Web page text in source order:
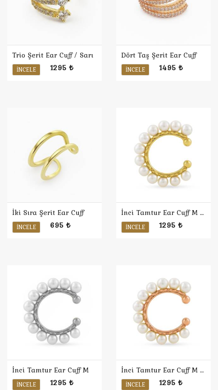
Trio Şerit Ear Cuff / Sarı
İNCELE 1295 ₺
Dört Taş Şerit Ear Cuff
İNCELE 1495 ₺
İki Sıra Şerit Ear Cuff
İNCELE 695 ₺
İnci Tamtur Ear Cuff M / Sarı
İNCELE 1295 ₺
İnci Tamtur Ear Cuff M
İNCELE 1295 ₺
İnci Tamtur Ear Cuff M / Rose
İNCELE 1295 ₺